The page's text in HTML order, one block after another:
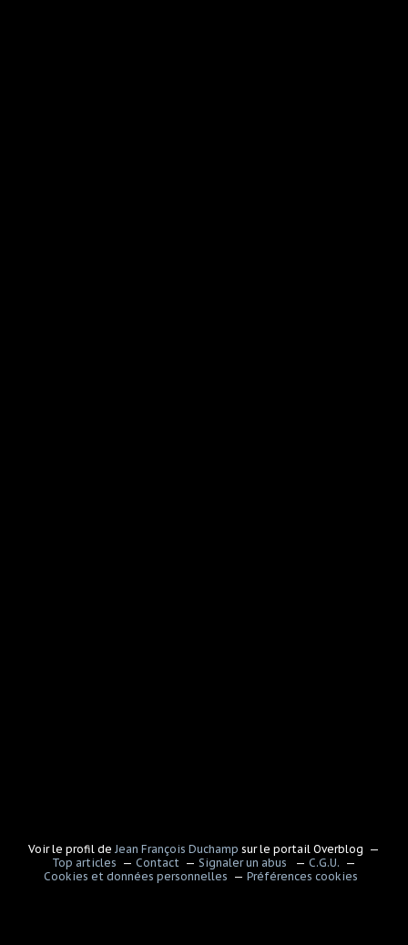
Voir le profil de Jean François Duchamp sur le portail Overblog
Top articles
Contact Signaler un abus
C.G.U.
Cookies et données personnelles
Préférences cookies